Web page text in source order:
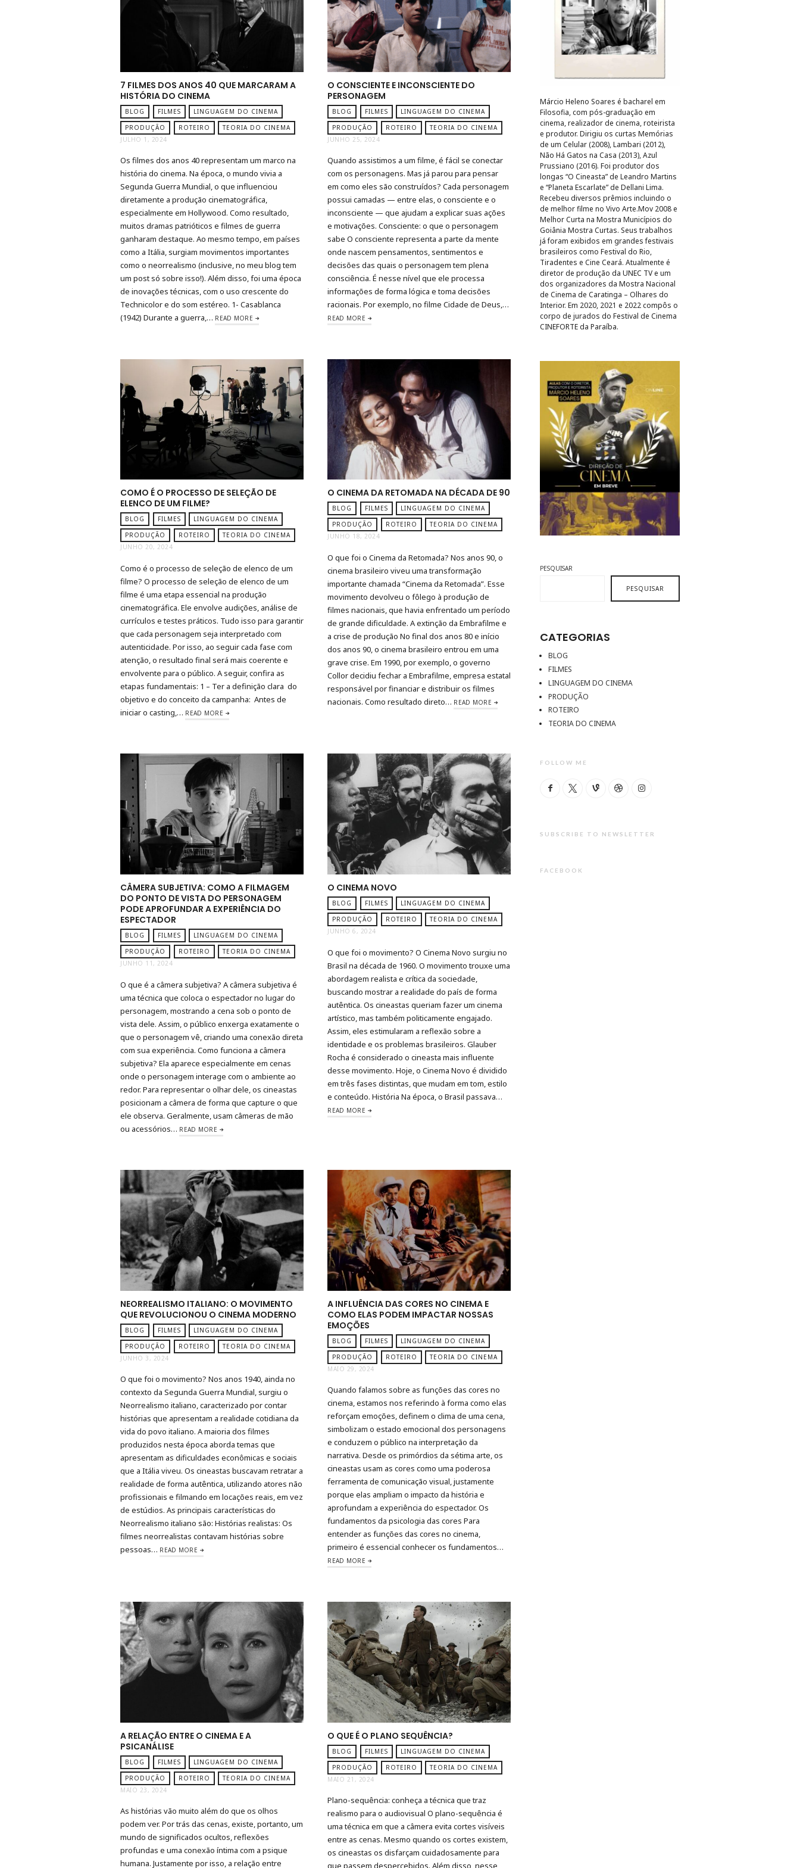
7 FILMES DOS ANOS 40 QUE MARCARAM A
HISTÓRIA DO CINEMA
BLOG FILMES
LINGUAGEM DO CINEMA
PRODUÇÃO
ROTEIRO
TEORIA DO CINEMA
JULHO 1, 2024
Os filmes dos anos 40 representam um marco na
história do cinema. Na época, o mundo vivia a
Segunda Guerra Mundial, o que influenciou
diretamente a produção cinematográfica,
especialmente em Hollywood. Como resultado,
muitos dramas patrióticos e filmes de guerra
ganharam destaque. Ao mesmo tempo, em países
como a Itália, surgiam movimentos importantes
como o neorrealismo (inclusive, no meu blog tem
um post só sobre isso!). Além disso, foi uma época
de inovações técnicas, com o uso crescente do
Technicolor e do som estéreo. 1- Casablanca
(1942) Durante a guerra,… READ MORE
O CONSCIENTE E INCONSCIENTE DO
PERSONAGEM
BLOG FILMES
LINGUAGEM DO CINEMA
PRODUÇÃO
ROTEIRO
TEORIA DO CINEMA
JUNHO 25, 2024
Quando assistimos a um filme, é fácil se conectar
com os personagens. Mas já parou para pensar
em como eles são construídos? Cada personagem
possui camadas — entre elas, o consciente e o
inconsciente — que ajudam a explicar suas ações
e motivações. Consciente: o que o personagem
sabe O consciente representa a parte da mente
onde nascem pensamentos, sentimentos e
decisões das quais o personagem tem plena
consciência. É nesse nível que ele processa
informações de forma lógica e toma decisões
racionais. Por exemplo, no filme Cidade de Deus,…
READ MORE
COMO É O PROCESSO DE SELEÇÃO DE
ELENCO DE UM FILME?
BLOG FILMES
LINGUAGEM DO CINEMA
PRODUÇÃO
ROTEIRO
TEORIA DO CINEMA
JUNHO 20, 2024
Como é o processo de seleção de elenco de um
filme? O processo de seleção de elenco de um
filme é uma etapa essencial na produção
cinematográfica. Ele envolve audições, análise de
currículos e testes práticos. Tudo isso para garantir
que cada personagem seja interpretado com
autenticidade. Por isso, ao seguir cada fase com
atenção, o resultado final será mais coerente e
envolvente para o público. A seguir, confira as
etapas fundamentais: 1 – Ter a definição clara do
objetivo e do conceito da campanha: Antes de
iniciar o casting,… READ MORE
O CINEMA DA RETOMADA NA DÉCADA DE 90
BLOG FILMES
LINGUAGEM DO CINEMA
PRODUÇÃO
ROTEIRO
TEORIA DO CINEMA
JUNHO 18, 2024
O que foi o Cinema da Retomada? Nos anos 90, o
cinema brasileiro viveu uma transformação
importante chamada “Cinema da Retomada”. Esse
movimento devolveu o fôlego à produção de
filmes nacionais, que havia enfrentado um período
de grande dificuldade. A extinção da Embrafilme e
a crise de produção No final dos anos 80 e início
dos anos 90, o cinema brasileiro entrou em uma
grave crise. Em 1990, por exemplo, o governo
Collor decidiu fechar a Embrafilme, empresa estatal
responsável por financiar e distribuir os filmes
nacionais. Como resultado direto… READ MORE
CÂMERA SUBJETIVA: COMO A FILMAGEM
DO PONTO DE VISTA DO PERSONAGEM
PODE APROFUNDAR A EXPERIÊNCIA DO
ESPECTADOR
BLOG FILMES
LINGUAGEM DO CINEMA
PRODUÇÃO
ROTEIRO
TEORIA DO CINEMA
JUNHO 11, 2024
O que é a câmera subjetiva? A câmera subjetiva é
uma técnica que coloca o espectador no lugar do
personagem, mostrando a cena sob o ponto de
vista dele. Assim, o público enxerga exatamente o
que o personagem vê, criando uma conexão direta
com sua experiência. Como funciona a câmera
subjetiva? Ela aparece especialmente em cenas
onde o personagem interage com o ambiente ao
redor. Para representar o olhar dele, os cineastas
posicionam a câmera de forma que capture o que
ele observa. Geralmente, usam câmeras de mão
ou acessórios… READ MORE
O CINEMA NOVO
BLOG FILMES
LINGUAGEM DO CINEMA
PRODUÇÃO
ROTEIRO
TEORIA DO CINEMA
JUNHO 6, 2024
O que foi o movimento? O Cinema Novo surgiu no
Brasil na década de 1960. O movimento trouxe uma
abordagem realista e crítica da sociedade,
buscando mostrar a realidade do país de forma
autêntica. Os cineastas queriam fazer um cinema
artístico, mas também politicamente engajado.
Assim, eles estimularam a reflexão sobre a
identidade e os problemas brasileiros. Glauber
Rocha é considerado o cineasta mais influente
desse movimento. Hoje, o Cinema Novo é dividido
em três fases distintas, que mudam em tom, estilo
e conteúdo. História Na época, o Brasil passava…
READ MORE
NEORREALISMO ITALIANO: O MOVIMENTO
QUE REVOLUCIONOU O CINEMA MODERNO
BLOG FILMES
LINGUAGEM DO CINEMA
PRODUÇÃO
ROTEIRO
TEORIA DO CINEMA
JUNHO 3, 2024
O que foi o movimento? Nos anos 1940, ainda no
contexto da Segunda Guerra Mundial, surgiu o
Neorrealismo italiano, caracterizado por contar
histórias que apresentam a realidade cotidiana da
vida do povo italiano. A maioria dos filmes
produzidos nesta época aborda temas que
apresentam as dificuldades econômicas e sociais
que a Itália viveu. Os cineastas buscavam retratar a
realidade de forma autêntica, utilizando atores não
profissionais e filmando em locações reais, em vez
de estúdios. As principais características do
Neorrealismo italiano são: Histórias realistas: Os
filmes neorrealistas contavam histórias sobre
pessoas… READ MORE
A INFLUÊNCIA DAS CORES NO CINEMA E
COMO ELAS PODEM IMPACTAR NOSSAS
EMOÇÕES
BLOG FILMES
LINGUAGEM DO CINEMA
PRODUÇÃO
ROTEIRO
TEORIA DO CINEMA
MAIO 29, 2024
Quando falamos sobre as funções das cores no
cinema, estamos nos referindo à forma como elas
reforçam emoções, definem o clima de uma cena,
simbolizam o estado emocional dos personagens
e conduzem o público na interpretação da
narrativa. Desde os primórdios da sétima arte, os
cineastas usam as cores como uma poderosa
ferramenta de comunicação visual, justamente
porque elas ampliam o impacto da história e
aprofundam a experiência do espectador. Os
fundamentos da psicologia das cores Para
entender as funções das cores no cinema,
primeiro é essencial conhecer os fundamentos…
READ MORE
A RELAÇÃO ENTRE O CINEMA E A
PSICANÁLISE
BLOG FILMES
LINGUAGEM DO CINEMA
PRODUÇÃO
ROTEIRO
TEORIA DO CINEMA
MAIO 23, 2024
As histórias vão muito além do que os olhos
podem ver. Por trás das cenas, existe, portanto, um
mundo de significados ocultos, reflexões
profundas e uma conexão íntima com a psique
humana. Justamente por isso, a relação entre
O QUE É O PLANO SEQUÊNCIA?
BLOG FILMES
LINGUAGEM DO CINEMA
PRODUÇÃO
ROTEIRO
TEORIA DO CINEMA
MAIO 21, 2024
Plano-sequência: conheça a técnica que traz
realismo para o audiovisual O plano-sequência é
uma técnica em que a câmera evita cortes visíveis
entre as cenas. Mesmo quando os cortes existem,
os cineastas os disfarçam cuidadosamente para
que passem despercebidos. Além disso, nesse
Márcio Heleno Soares é bacharel em
Filosofia, com pós-graduação em
cinema, realizador de cinema, roteirista
e produtor. Dirigiu os curtas Memórias
de um Celular (2008), Lambari (2012),
Não Há Gatos na Casa (2013), Azul
Prussiano (2016). Foi produtor dos
longas “O Cineasta” de Leandro Martins
e “Planeta Escarlate” de Dellani Lima.
Recebeu diversos prêmios incluindo o
de melhor filme no Vivo Arte.Mov 2008 e
Melhor Curta na Mostra Municípios do
Goiânia Mostra Curtas. Seus trabalhos
já foram exibidos em grandes festivais
brasileiros como Festival do Rio,
Tiradentes e Cine Ceará. Atualmente é
diretor de produção da UNEC TV e um
dos organizadores da Mostra Nacional
de Cinema de Caratinga – Olhares do
Interior. Em 2020, 2021 e 2022 compôs o
corpo de jurados do Festival de Cinema
CINEFORTE da Paraíba.
PESQUISAR
PESQUISAR
CATEGORIAS
BLOG
FILMES
LINGUAGEM DO CINEMA
PRODUÇÃO
ROTEIRO
TEORIA DO CINEMA
FOLLOW ME
SUBSCRIBE TO NEWSLETTER
FACEBOOK